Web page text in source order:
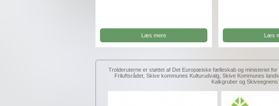
Læs mere Læs
Trolderuterne er støttet af Det Europæiske fælleskab og ministeriet
Friluftsrådet, Skive kommunes Kulturudvalg, Skive Kommunes
Kalkgruber og